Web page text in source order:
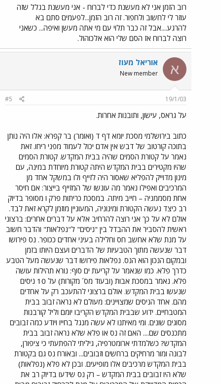
רוב הזמן אני לא מעשנת כדי לברוח - אני מעשנת בגלל שזה
עוזר לי לחשוב ולחפור. זה רוב הזמן...לפעמים סתם בא
להרגע....אבל זה כבר תלוי עם מי אתה מעשן ואיפה... כשאני
רוצה לברוח אז הסם שלי הוא אלכוהול.
א אוריאל מעוז
New member
19/1/03
#5
על גראס, עישון, ותובנות אחרות.
כתוב בירושלמי מסכת יומא דף ד (ואומר) בר קפרא: אלו היה נותן
בתוכה קורטוב של דבש אין אדם יכול לעמוד מפני ריחו. זאת
נאמר על קטורת הסמים שהיה בבית המקדש. קטורת הסמים
שהיו מקטירים בבית המקדש היתה קטורת מיוחדת במינה, עם
מינון מדוייק להפליא שאסור היה לזייף ולו במשקל אחד מן
המרכיבים ואפילו נאמר מה עונשו של המזייף בייצור: אם חיסר
אחת מסממניה – חייב מיתה. במסכת כריתות פרק ו מסופר בדיוק
רב כיצד נעשה הקטורת ומינוניה, המעוניין מוזמן לקרא זאת לבד.
אולם לא על כך אני רוצה להרחיב אלא על דברים אחרים: ברצוני
ראשית להסביר את ההבדל בין "ניסים" ל"נפלאות" והדבר חשוב
על מנת שלא אחשב חס וחלילה בעיני אחדים ככופר. נס פירושו
דבר שנעשה מתוך הטבעיות של הדברים ועצם היותו בזמן
ובמקום הנכון הוא הנס. נפלאות פירושו דבר שנעשה מעל הטבע
כדרך פלא. כמו שנאמר על קריעת ים סוף: נורא תהילות עושה
פלא. נאמר במסכת אבות (ובעוד מס´ מקורות) על 10 ניסים
שנעשו בבית המקדש. אולם ברצוני להתעכב רק על אחדים
מהם. אחד הניסים שמצויינים: מעולם לא נראה זבוב בבית
המטבחיים. ידוע שבבית המקדש הקריבו יומם וליל קורבנות
מסוגים שונים. ומי מאיתנו לא עשה מנגל בחייו ויודע כמה זבובים
מתכנסים שם.... האם זה נס או פלא שלא נראה זבוב בבית
המקדש? כשלמדתי ארומטרפיה, גיליתי להפתעתי כי ציפורן,
לבונה ומור מרחיקים ברחשים וזבובים... ובאורח נס גם בקטורת
בבית המקדש מרכיבים אלו מופיעים. ובכן לא פלא (נפלאות)
שלא היו זבובים בבית המקדש – רק נס שידעו בדיוק רב את